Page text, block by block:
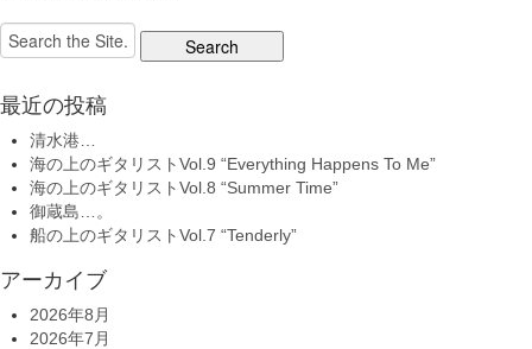
Search
for:
最近の投稿
清水港…
海の上のギタリストVol.9 “Everything Happens To Me”
海の上のギタリストVol.8 “Summer Time”
御蔵島…。
船の上のギタリストVol.7 “Tenderly”
アーカイブ
2026年8月
2026年7月